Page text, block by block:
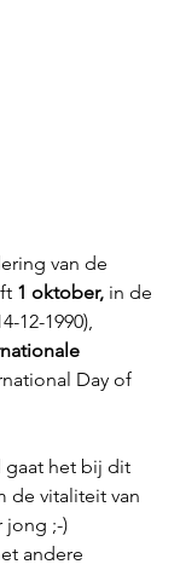
van de
1 oktober, in de
12-1990),
Day of
gaat het bij dit
de vitaliteit van
jong ;-)
andere